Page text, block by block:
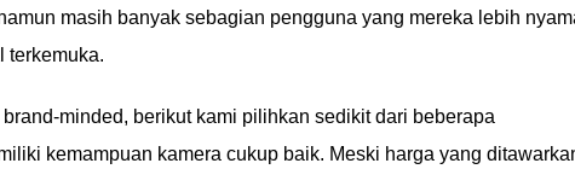
masih banyak sebagian pengguna yang mereka lebih
terkemuka.
minded, berikut kami pilihkan sedikit dari beberapa
kemampuan kamera cukup baik. Meski harga yang